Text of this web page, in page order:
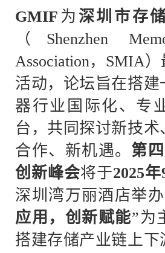
GMIF 为 深圳市存
（ Shenzhen
Association，SMIA
活动，论坛旨在搭建
器行业国际化、专
台，共同探讨新技术
合作、新机遇。 第
创新峰会将于2025年
深圳湾万丽酒店举
应用，创新赋能”为
搭建存储产业链上下